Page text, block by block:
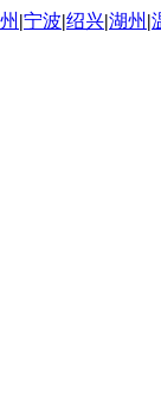
|宁波|绍兴|湖州 |